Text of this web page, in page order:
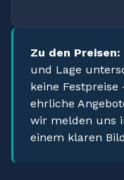
Zu den Preisen:
und Lage
keine
ehrliche
wir melden uns
einem klaren